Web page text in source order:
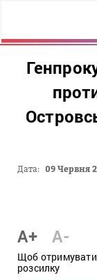
Дата: 09 Червня
A+ A-
Щоб отримувати
розсилку